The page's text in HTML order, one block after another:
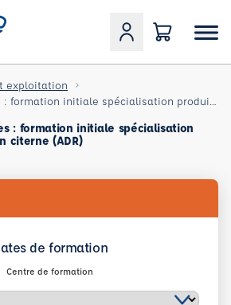
exploitation
: formation initiale spécialisation
citerne (ADR)
de formation
Centre de formation